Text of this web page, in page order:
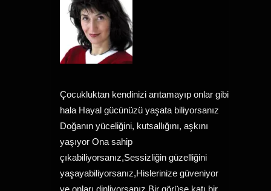
Çocukluktan kendinizi arıtamayıp onlar gibi
hala Hayal gücünüzü yaşata biliyorsanız
Doğanın yüceliğini, kutsallığını, aşkını
yaşıyor Ona sahip
çıkabiliyorsanız,Sessizliğin güzelliğini
yaşayabiliyorsanız,Hislerinize güveniyor
ve onları dinliyorsanız,Bir görüşe katı bir